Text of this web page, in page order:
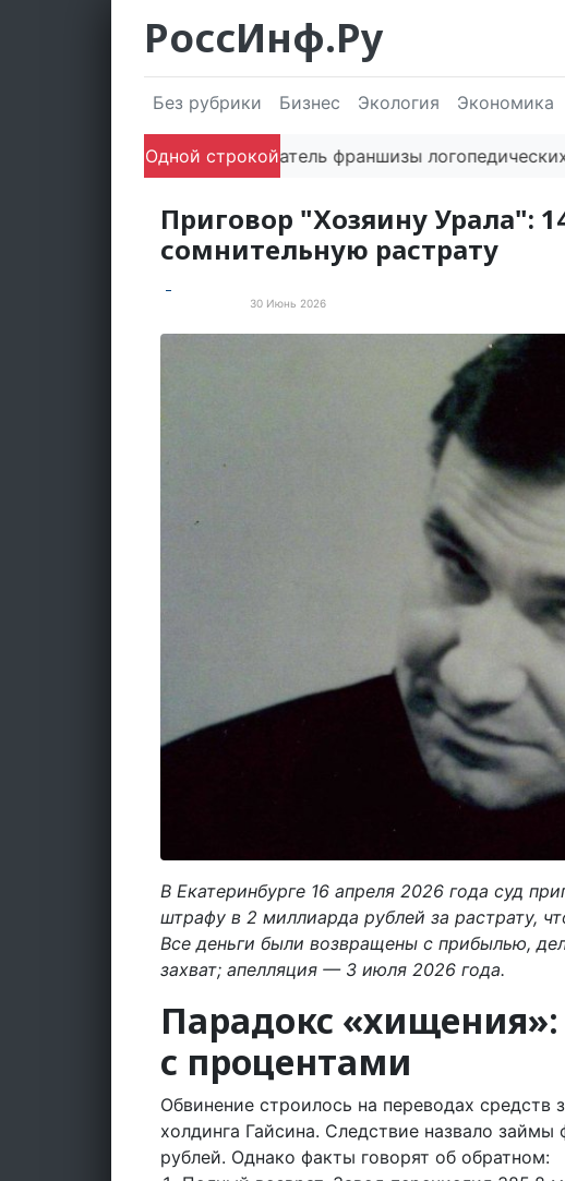
РоссИнф.Ру
Без рубрики Бизнес Экология Экономика
Одной строкой
Сооснователь франшизы логопедических
Приговор "Хозяину Урала":
сомнительную растрату
30 Июнь 2026
В Екатеринбурге 16 апреля 2026 года суд
штрафу в 2 миллиарда рублей за растрату,
Все деньги были возвращены с прибылью,
захват; апелляция — 3 июля 2026 года.
Парадокс
с процентами
Обвинение строилось на переводах средств
холдинга Гайсина. Следствие назвало
рублей. Однако факты говорят об обратном: